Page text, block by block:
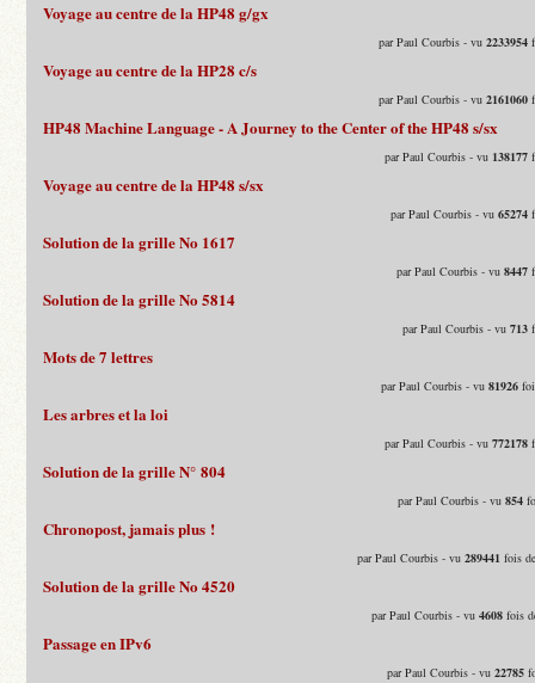
Voyage au centre de la HP48 g/gx
par Paul Courbis - vu2233954
Voyage au centre de la HP28 c/s
par Paul Courbis - vu2161060
HP48 Machine Language - A Journey to the Center of the HP48 s/sx
par Paul Courbis - vu 138177
Voyage au centre de la HP48 s/sx
par Paul Courbis - vu65274
Solution de la grille No 1617
par Paul Courbis - vu8447
Solution de la grille No 5814
par Paul Courbis - vu713
Mots de 7 lettres
par Paul Courbis - vu81926
Les arbres et la loi
par Paul Courbis - vu772178
Solution de la grille N° 804
par Paul Courbis - vu854
Chronopost, jamais plus !
par Paul Courbis - vu289441 fois
Solution de la grille No 4520
par Paul Courbis - vu4608 fois
Passage en IPv6
par Paul Courbis - vu22785